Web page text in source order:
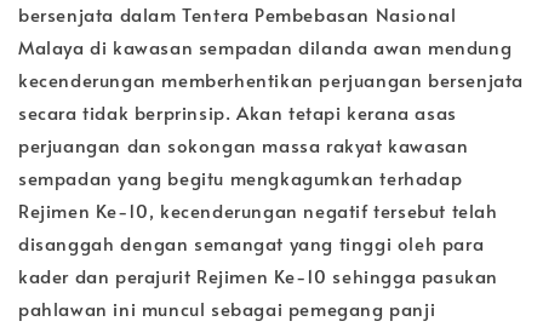
bersenjata dalam Tentera Pembebasan Nasional
Malaya di kawasan sempadan dilanda awan mendung
kecenderungan memberhentikan perjuangan bersenjata
secara tidak berprinsip. Akan tetapi kerana asas
perjuangan dan sokongan massa rakyat kawasan
sempadan yang begitu mengkagumkan terhadap
Rejimen Ke-10, kecenderungan negatif tersebut telah
disanggah dengan semangat yang tinggi oleh para
kader dan perajurit Rejimen Ke-10 sehingga pasukan
pahlawan ini muncul sebagai pemegang panji